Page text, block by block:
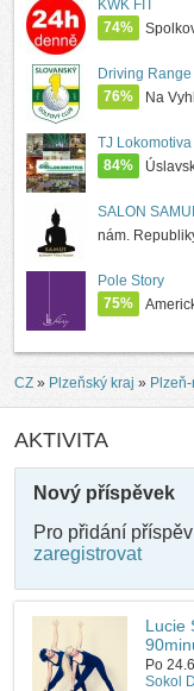
KWK FIT
74%
Driving
76%
Na
TJ
84%
SALON
nám.
Pole Story
75%
CZ » Plzeňský kraj »
AKTIVITA
Nový příspěvek
Pro přidání
zaregistrovat
Lucie
Po
Sokol